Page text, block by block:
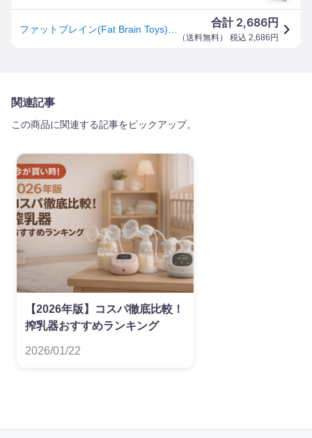
合計 2,686円
（送料無料） 税込 2,686 円
関連記事
この商品に関連する記事をピックアップ。
【2026年版】コスパ徹底比較！
搾乳器おすすめランキング
2026/01/22